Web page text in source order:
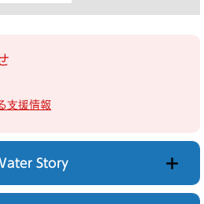
支援情報
Story